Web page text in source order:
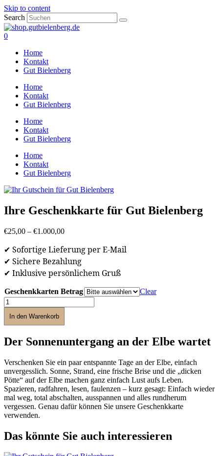
Skip to content
Search
0
Home
Kontakt
Gut Bielenberg
Home
Kontakt
Gut Bielenberg
Home
Kontakt
Gut Bielenberg
Home
Kontakt
Gut Bielenberg
Ihre Geschenkkarte für Gut Bielenberg
€25,00 – €1.000,00
✔ Sofortige Lieferung per E-Mail
✔ Sichere Bezahlung
✔ Inklusive persönlichem Gruß
Geschenkkarten Betrag
Clear
Ihre
Geschenkkarte
für
Gut
Bielenberg
Menge
In den Warenkorb
Der Sonnenuntergang an der Elbe wartet
Verschenken Sie ein paar entspannte Tage an der Elbe, einfach
unvergesslich. Sonne, Strand, eine frische Brise und die „dicken
Pötte“ auf der Elbe machen ganz einfach Lust aufs Leben.
Spazieren, radfahren, lesen, faulenzen – kurz gesagt: Einfach wieder
mal weg, total abschalten, ausspannen und alles rundherum
vergessen. Genau dafür können Sie unsere Geschenkkarte
verwenden.
Das könnte Sie auch interessieren